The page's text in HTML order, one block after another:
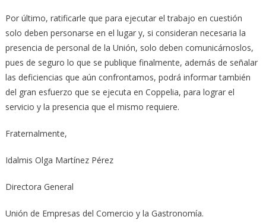
Por último, ratificarle que para ejecutar el trabajo en cuestión
solo deben personarse en el lugar y, si consideran necesaria la
presencia de personal de la Unión, solo deben comunicárnoslos,
pues de seguro lo que se publique finalmente, además de señalar
las deficiencias que aún confrontamos, podrá informar también
del gran esfuerzo que se ejecuta en Coppelia, para lograr el
servicio y la presencia que el mismo requiere.
Fraternalmente,
Idalmis Olga Martínez Pérez
Directora General
Unión de Empresas del Comercio y la Gastronomía.